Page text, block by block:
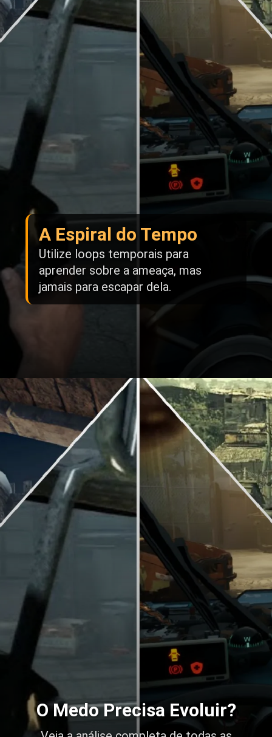
A Espiral do Tempo
Utilize loops temporais para
aprender sobre a ameaça, mas
jamais para escapar dela.
O Medo Precisa Evoluir?